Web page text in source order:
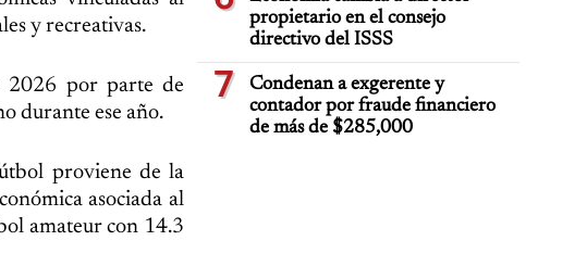
y recreativas.
2026 por parte de
durante ese año.
proviene de la
asociada al
amateur con 14.3
propietario en el consejo
directivo del ISSS
7
Condenan a exgerente y
contador por fraude financiero
de más de $285,000